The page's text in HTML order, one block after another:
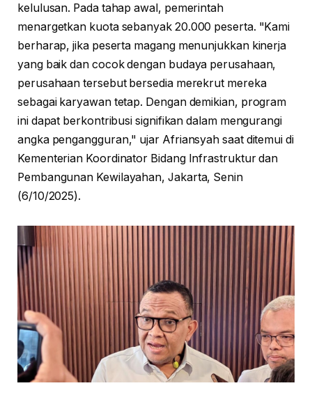
kelulusan. Pada tahap awal, pemerintah
menargetkan kuota sebanyak 20.000 peserta. "Kami
berharap, jika peserta magang menunjukkan kinerja
yang baik dan cocok dengan budaya perusahaan,
perusahaan tersebut bersedia merekrut mereka
sebagai karyawan tetap. Dengan demikian, program
ini dapat berkontribusi signifikan dalam mengurangi
angka pengangguran," ujar Afriansyah saat ditemui di
Kementerian Koordinator Bidang Infrastruktur dan
Pembangunan Kewilayahan, Jakarta, Senin
(6/10/2025).